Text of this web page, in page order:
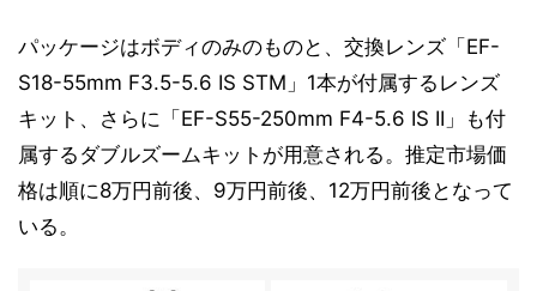
パッケージはボディのみのものと、交換レンズ「EF-
S18-55mm F3.5-5.6 IS STM」1本が付属するレンズ
キット、さらに「EF-S55-250mm F4-5.6 IS II」も付
属するダブルズームキットが用意される。推定市場価
格は順に8万円前後、9万円前後、12万円前後となって
いる。